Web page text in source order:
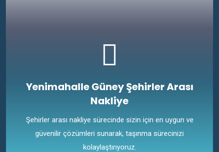
Yenimahalle Güney Şehirler Arası
Nakliye
Şehirler arası nakliye sürecinde sizin için en uygun ve
güvenilir çözümleri sunarak, taşınma sürecinizi
kolaylaştırıyoruz.